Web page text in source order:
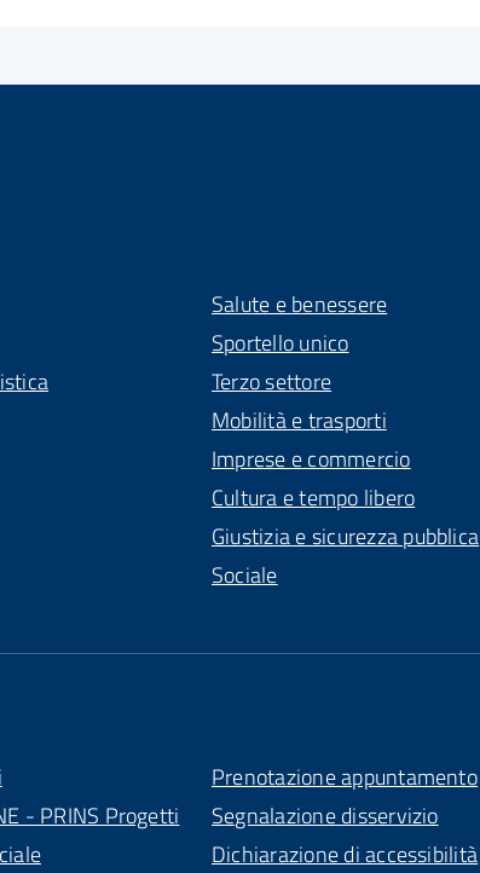
Salute e benessere
Sportello unico
Terzo settore
Mobilità e trasporti
Imprese e commercio
Cultura e tempo libero
Giustizia e sicurezza pubblica
Sociale
- PRINS Progetti
Prenotazione appuntamento
Segnalazione disservizio
Dichiarazione di accessibilità